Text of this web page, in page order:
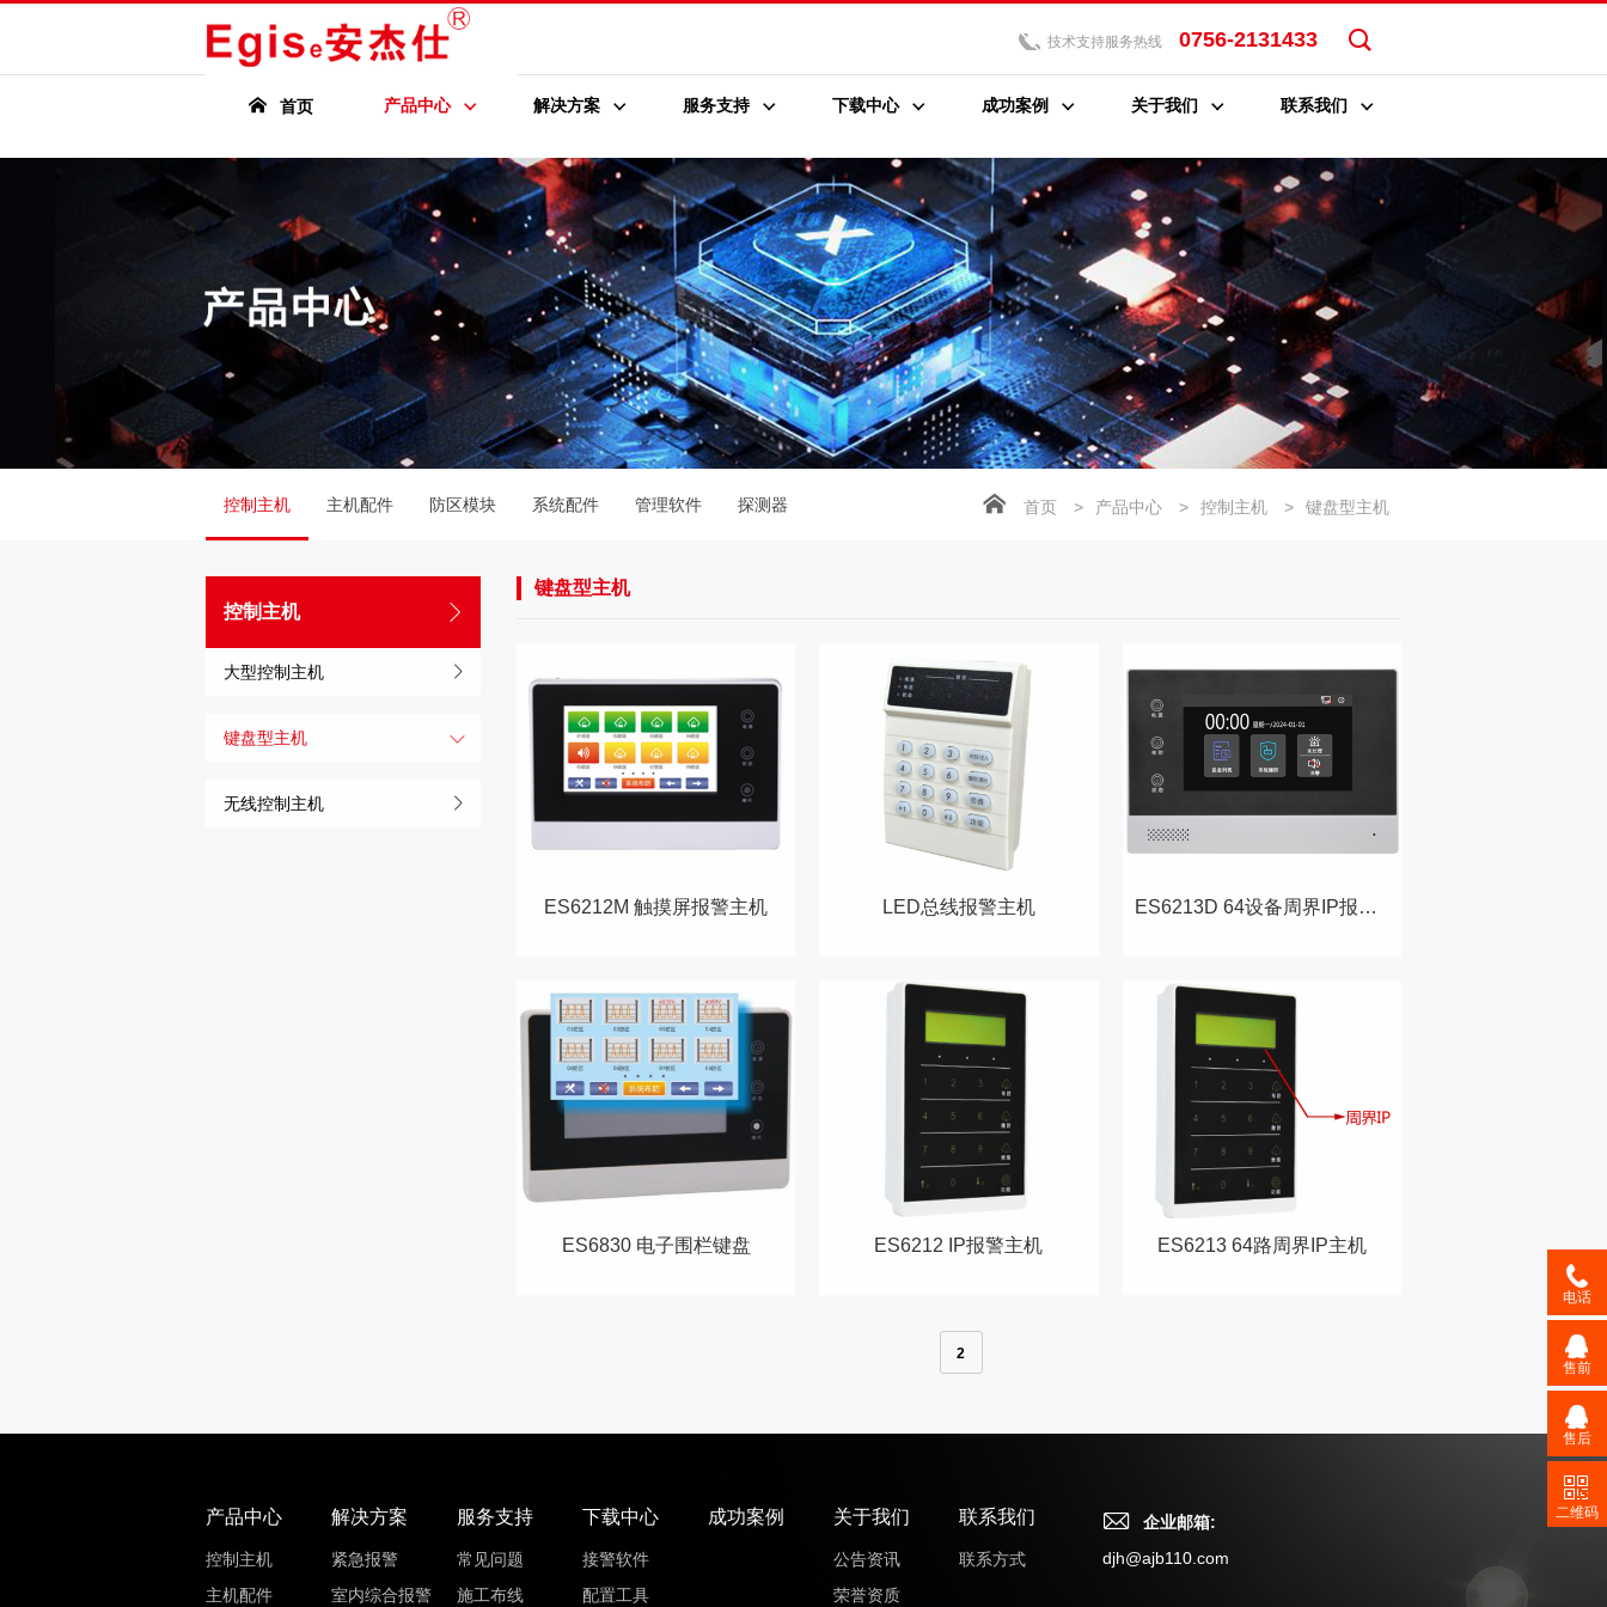
电话
售前
售后
二维码
技术支持服务热线 0756-2131433
首页 产品中心 解决方案 服务支持 下载中心 成功案例 关于我们 联系我们
控制主机
控制主机
大型控制主机
键盘型主机
无线控制主机
主机配件 防区模块 系统配件 管理软件 探测器 首页 > 产品中心 > 控制主机 > 键盘型主机
键盘型主机
ES6212M 触摸屏报警主机 LED总线报警主机 ES6213D 64设备周界IP报警主机
ES6830 电子围栏键盘 ES6212 IP报警主机 ES6213 64路周界IP主机
2
产品中心
控制主机
主机配件
解决方案
紧急报警
室内综合报警
服务支持
常见问题
施工布线
下载中心
接警软件
配置工具
成功案例 关于我们
公告资讯
荣誉资质
联系我们
联系方式
企业邮箱:
djh@ajb110.com